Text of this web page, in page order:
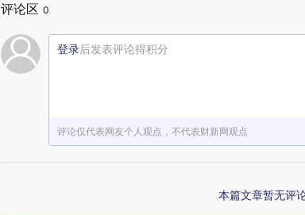
评论区 0
登录后发表评论得积分
评论仅代表网友个人观点，不代表财新网观点
本篇文章暂无评